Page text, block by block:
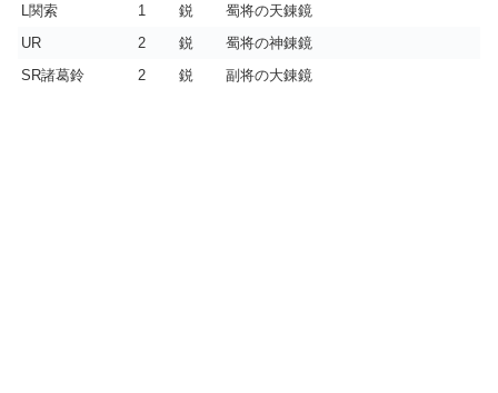
L関索
1 鋭
蜀将の天錬鏡
UR
2 鋭
蜀将の神錬鏡
SR諸葛鈴
2 鋭 副将の大錬鏡